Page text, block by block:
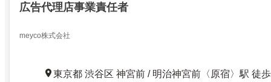
広告代理店事業責任者
meyco株式会社
東京都 渋谷区 神宮前 / 明治神宮前〈原宿〉駅 徒歩